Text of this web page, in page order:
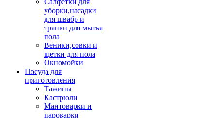
Салфетки для
уборки,насадки
для швабр и
тряпки для мытья
пола
Веники,совки и
щетки для пола
Окномойки
Посуда для
приготовления
Тажины
Кастрюли
Мантоварки и
пароварки